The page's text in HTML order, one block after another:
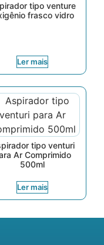
tipo venture
frasco vidro
Ler mais
tipo venturi
Ar Comprimido
500ml
Ler mais